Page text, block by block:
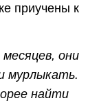
приучены к
они
мурлыкать.
найти